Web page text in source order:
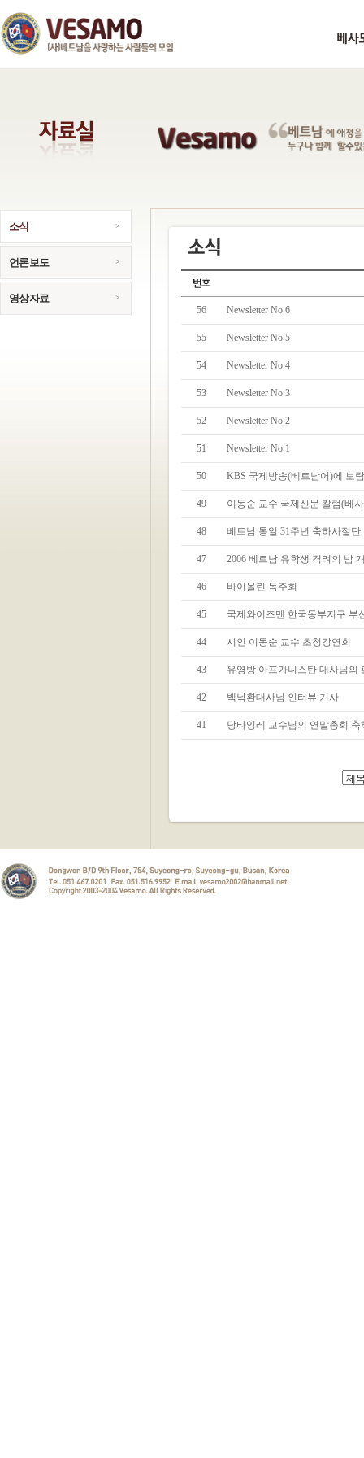
소식
언론보도
영상자료
56 Newsletter No.6
55 Newsletter No.5
54 Newsletter No.4
53 Newsletter No.3
52 Newsletter No.2
51 Newsletter No.1
50 KBS 국제방송(베트남어)에 보
49 이동순 교수 국제신문 칼럼(베
48 베트남 통일 31주년 축하사절단
47 2006 베트남 유학생 격려의 밤
46 바이올린 독주회
45 국제와이즈멘 한국동부지구
44 시인 이동순 교수 초청강연회
43 유영방 아프가니스탄 대사님의
42 백낙환대사님 인터뷰 기사
41 당타잉레 교수님의 연말총회 축